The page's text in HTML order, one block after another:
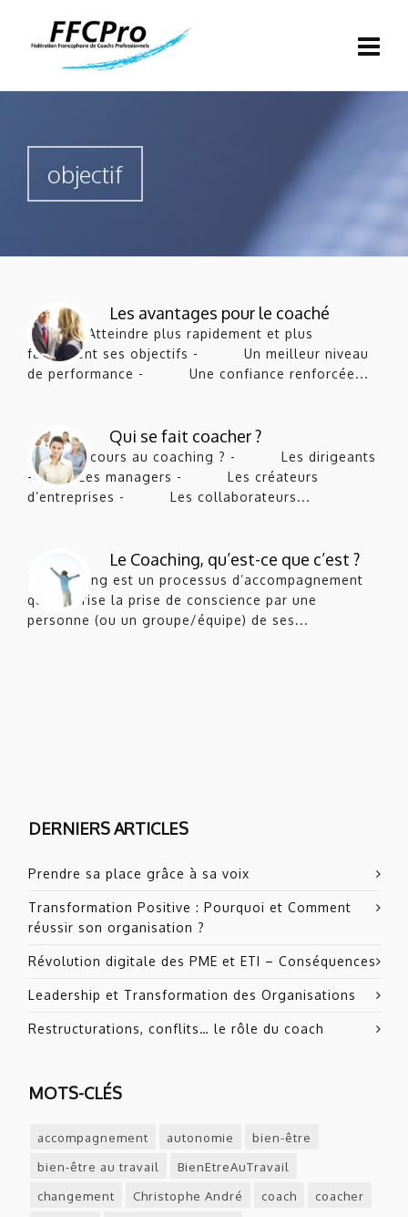
objectif
Les avantages pour le coaché
- Atteindre plus rapidement et plus
facilement ses objectifs - Un meilleur niveau
de performance - Une confiance renforcée...
Qui se fait coacher ?
Qui a recours au coaching ? - Les dirigeants
- Les managers - Les créateurs
d’entreprises - Les collaborateurs...
Le Coaching, qu’est-ce que c’est ?
Le coaching est un processus d’accompagnement
qui favorise la prise de conscience par une
personne (ou un groupe/équipe) de ses...
DERNIERS ARTICLES
Prendre sa place grâce à sa voix
Transformation Positive : Pourquoi et Comment
réussir son organisation ?
Révolution digitale des PME et ETI – Conséquences
Leadership et Transformation des Organisations
Restructurations, conflits… le rôle du coach
MOTS-CLÉS
accompagnement autonomie
bien-être
bien-être au travail
BienEtreAuTravail
changement
Christophe André coach
coacher